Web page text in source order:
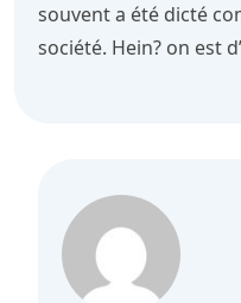
souvent a été dicté
société. Hein? on est